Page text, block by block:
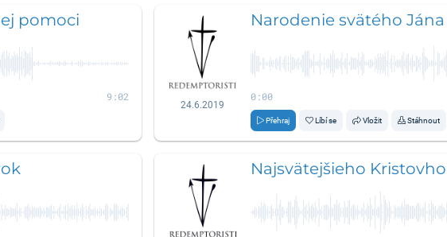
pomoci
9:02
24.6.2019
Narodenie svätého
0:00
Přehraj Líbí se Vložit Stáhnout
Najsvätejšieho Kristovho